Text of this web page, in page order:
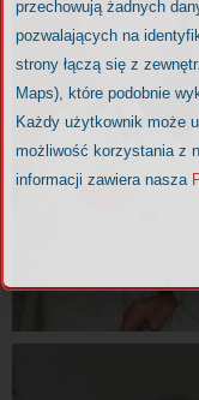
przechowują żadnych
pozwalających na
strony łączą się z
Maps), które podobnie
Każdy użytkownik może
możliwość korzystania z
informacji zawiera nasza